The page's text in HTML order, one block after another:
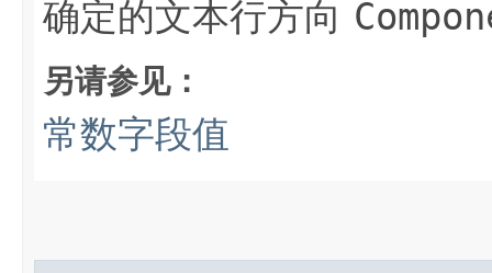
确定的文本行方向
另请参见：
常数字段值